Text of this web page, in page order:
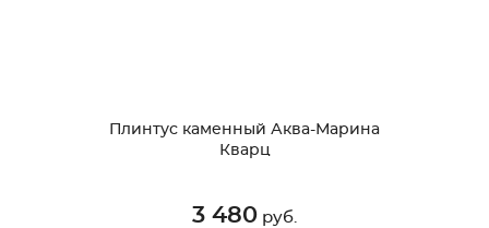
Плинтус каменный Аква-Марина
Кварц
3 480 руб.